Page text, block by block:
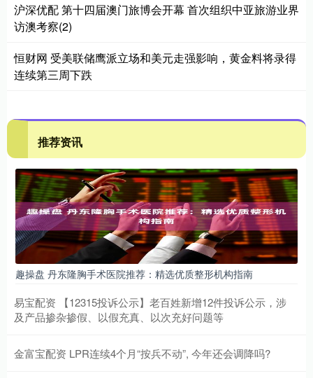
沪深优配 第十四届澳门旅博会开幕 首次组织中亚旅游业界
访澳考察(2)
恒财网 受美联储鹰派立场和美元走强影响，黄金料将录得
连续第三周下跌
推荐资讯
趣操盘 丹东隆胸手术医院推荐：精选优质整形机构指南
易宝配资 【12315投诉公示】老百姓新增12件投诉公示，涉
及产品掺杂掺假、以假充真、以次充好问题等
金富宝配资 LPR连续4个月“按兵不动”, 今年还会调降吗?